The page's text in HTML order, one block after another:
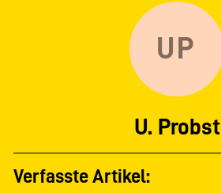
UP
U. Probst
Verfasste Artikel: